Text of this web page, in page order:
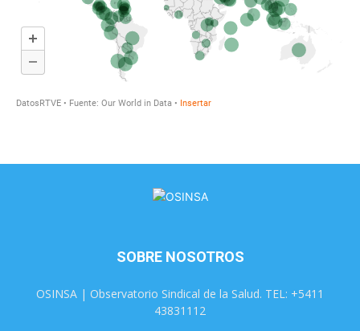
SOBRE NOSOTROS
OSINSA | Observatorio Sindical de la Salud. TEL: +5411
43831112